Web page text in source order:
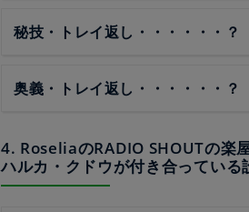
秘技・トレイ返し・・・・・・？
奥義・トレイ返し・・・・・・？
4. RoseliaのRADIO SHOUTの楽
ハルカ・クドウが付き合っている